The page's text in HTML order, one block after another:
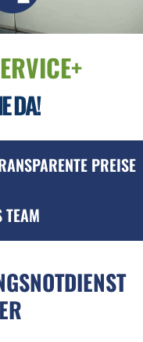
DA!
PREISE
TEAM